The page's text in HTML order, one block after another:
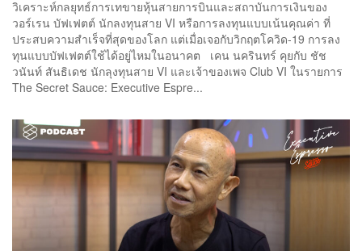
วิเคราะห์กลยุทธ์การเทขายหุ้นสายการบินและสถาบันการเงินของ
วอร์เรน บัฟเฟตต์ นักลงทุนสาย VI หรือการลงทุนแบบเน้นคุณค่า ที่
ประสบความสำเร็จที่สุดของโลก แต่เมื่อเจอกับวิกฤตโควิด-19 การลง
ทุนแบบบัฟเฟตต์ใช้ได้อยู่ไหมในอนาคต เคน นครินทร์ คุยกับ ชัช
วนันท์ สันธิเดช นักลุงทุนสาย VI และเจ้าของเพจ Club VI ในรายการ
The Secret Sauce: Executive Espre...